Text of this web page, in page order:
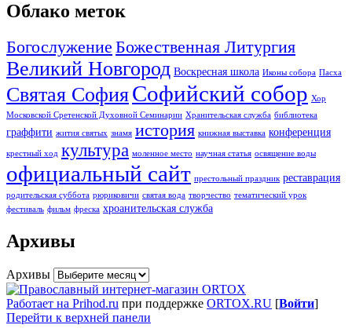
Облако меток
Богослужение Божественная Литургия
Великий Новгород Воскресная школа Иконы собора Пасха
Святая СофияСофийский собор Хор
Московской Сретенской Духовной Семинарии Хранительская служба библиотека
граффити жития святых знамя история книжная выставка конференция
крестный ход культура моленное место научная статья освящение воды
официальный сайт престольный праздник реставрация
родительская суббота рюриковичи святая вода творчество тематический урок
фестиваль фильм фреска хроанительская служба
Архивы
Архивы
Работает на Prihod.ru при поддержке ORTOX.RU [Войти]
Перейти к верхней панели